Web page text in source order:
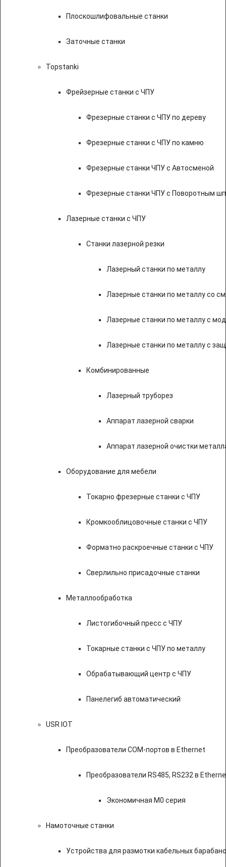
Плоскошлифовальные станки
Заточные станки
Topstanki
Фрейзерные станки с ЧПУ
Фрезерные станки с ЧПУ по дереву
Фрезерные станки с ЧПУ по камню
Фрезерные станки ЧПУ с Автосменой
Фрезерные станки ЧПУ с Поворотным
Лазерные станки с ЧПУ
Станки лазерной резки
Лазерный станки по металлу
Лазерные станки по металлу со
Лазерные станки по металлу с
Лазерные станки по металлу с
Комбинированные
Лазерный труборез
Аппарат лазерной сварки
Аппарат лазерной очистки
Оборудование для мебели
Токарно фрезерные станки с ЧПУ
Кромкооблицовочные станки с ЧПУ
Форматно раскроечные станки с ЧПУ
Сверлильно присадочные станки
Металлообработка
Листогибочный пресс с ЧПУ
Токарные станки с ЧПУ по металлу
Обрабатывающий центр с ЧПУ
Панелегиб автоматический
USR IOT
Преобразователи COM-портов в Ethernet
Преобразователи RS485, RS232 в
Экономичная M0 серия
Намоточные станки
Устройства для размотки кабельных